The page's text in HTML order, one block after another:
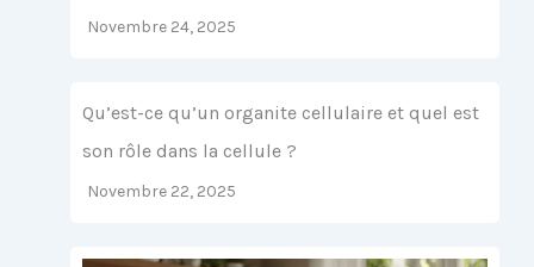
Novembre 24, 2025
Qu’est-ce qu’un organite cellulaire et quel est
son rôle dans la cellule ?
Novembre 22, 2025